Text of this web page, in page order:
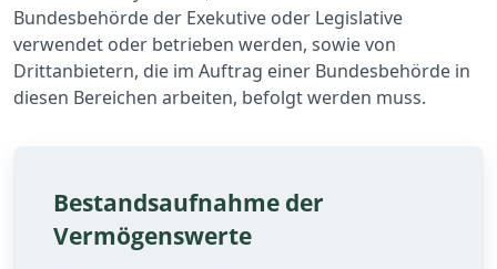
Bundesbehörde der Exekutive oder Legislative
verwendet oder betrieben werden, sowie von
Drittanbietern, die im Auftrag einer Bundesbehörde in
diesen Bereichen arbeiten, befolgt werden muss.
Bestandsaufnahme der
Vermögenswerte